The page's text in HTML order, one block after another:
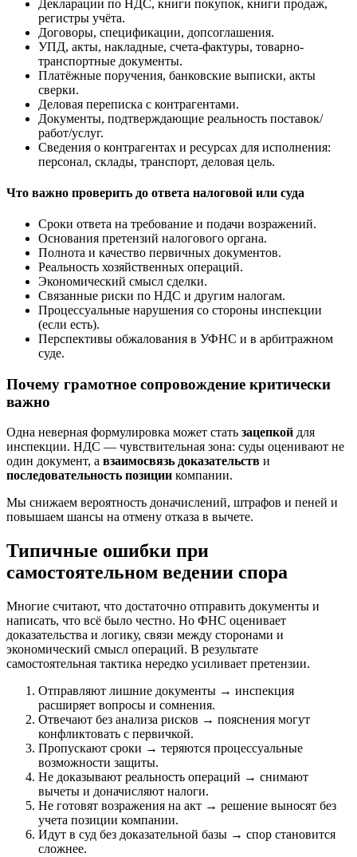
Декларации по НДС, книги покупок, книги продаж,
регистры учёта.
Договоры, спецификации, допсоглашения.
УПД, акты, накладные, счета-фактуры, товарно-
транспортные документы.
Платёжные поручения, банковские выписки, акты
сверки.
Деловая переписка с контрагентами.
Документы, подтверждающие реальность поставок/
работ/услуг.
Сведения о контрагентах и ресурсах для исполнения:
персонал, склады, транспорт, деловая цель.
Что важно проверить до ответа налоговой или суда
Сроки ответа на требование и подачи возражений.
Основания претензий налогового органа.
Полнота и качество первичных документов.
Реальность хозяйственных операций.
Экономический смысл сделки.
Связанные риски по НДС и другим налогам.
Процессуальные нарушения со стороны инспекции
(если есть).
Перспективы обжалования в УФНС и в арбитражном
суде.
Почему грамотное сопровождение критически
важно
Одна неверная формулировка может стать зацепкой для
инспекции. НДС — чувствительная зона: суды оценивают не
один документ, а взаимосвязь доказательств и
последовательность позиции компании.
Мы снижаем вероятность доначислений, штрафов и пеней и
повышаем шансы на отмену отказа в вычете.
Типичные ошибки при
самостоятельном ведении спора
Многие считают, что достаточно отправить документы и
написать, что всё было честно. Но ФНС оценивает
доказательства и логику, связи между сторонами и
экономический смысл операций. В результате
самостоятельная тактика нередко усиливает претензии.
Отправляют лишние документы → инспекция
расширяет вопросы и сомнения.
Отвечают без анализа рисков → пояснения могут
конфликтовать с первичкой.
Пропускают сроки → теряются процессуальные
возможности защиты.
Не доказывают реальность операций → снимают
вычеты и доначисляют налоги.
Не готовят возражения на акт → решение выносят без
учета позиции компании.
Идут в суд без доказательной базы → спор становится
сложнее.